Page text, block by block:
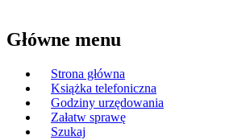
Główne menu
Strona główna
Książka telefoniczna
Godziny urzędowania
Załatw sprawę
Szukaj